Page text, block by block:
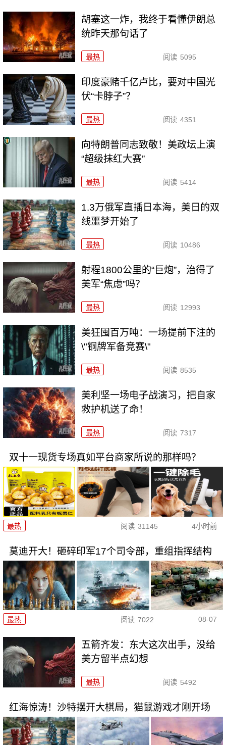
胡塞这一炸，我终于看懂伊朗总
统昨天那句话了
最热 阅读 5095
印度豪赌千亿卢比，要对中国光
伏“卡脖子”？
最热 阅读 4351
向特朗普同志致敬！美政坛上演
“超级抹红大赛”
最热 阅读 5414
1.3万俄军直插日本海，美日的双
线噩梦开始了
最热 阅读 10486
射程1800公里的“巨炮”，治得了
美军“焦虑”吗？
最热 阅读 12993
美狂囤百万吨：一场提前下注的
\"铜牌军备竞赛\"
最热 阅读 8535
美利坚一场电子战演习，把自家
救护机送了命！
最热 阅读 7317
双十一现货专场真如平台商家所说的那样吗？
最热 阅读 31145 4小时前
莫迪开大！砸碎印军17个司令部，重组指挥结构
最热 阅读 7022 08-07
五箭齐发：东大这次出手，没给
美方留半点幻想
最热 阅读 5492
红海惊涛！沙特摆开大棋局，猫鼠游戏才刚开场